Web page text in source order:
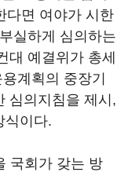
다면 여야가 시한
실하게 심의하는
대 예결위가 총세
계획의 중장기
심의지침을 제시,
식이다.
국회가 갖는 방